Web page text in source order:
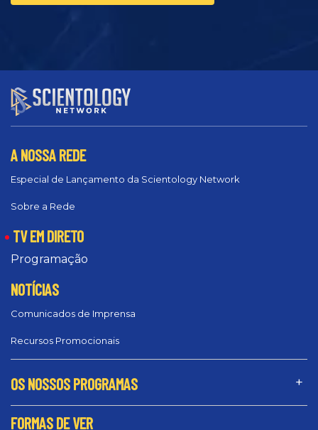
A NOSSA REDE
Especial de Lançamento da Scientology Network
Sobre a Rede
TV EM DIRETO
Programação
NOTÍCIAS
Comunicados de Imprensa
Recursos Promocionais
OS NOSSOS PROGRAMAS
FORMAS DE VER